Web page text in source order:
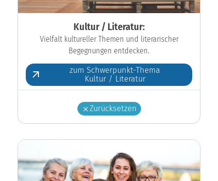
Kultur / Literatur:
Vielfalt kultureller Themen und literarischer
Begegnungen entdecken.
zum Schwerpunkt-Thema
Kultur / Literatur
Zurücksetzen